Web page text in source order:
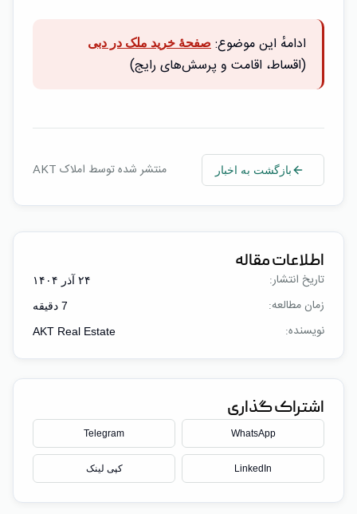
ادامهٔ این موضوع: صفحهٔ خرید ملک در دبی
(اقساط، اقامت و پرسش‌های رایج)
بازگشت به اخبار منتشر شده توسط املاک AKT
اطلاعات مقاله
تاریخ انتشار: ۲۴ آذر ۱۴۰۴
زمان مطالعه: 7 دقیقه
نویسنده: AKT Real Estate
اشتراک گذاری
WhatsApp
Telegram
LinkedIn کپی لینک